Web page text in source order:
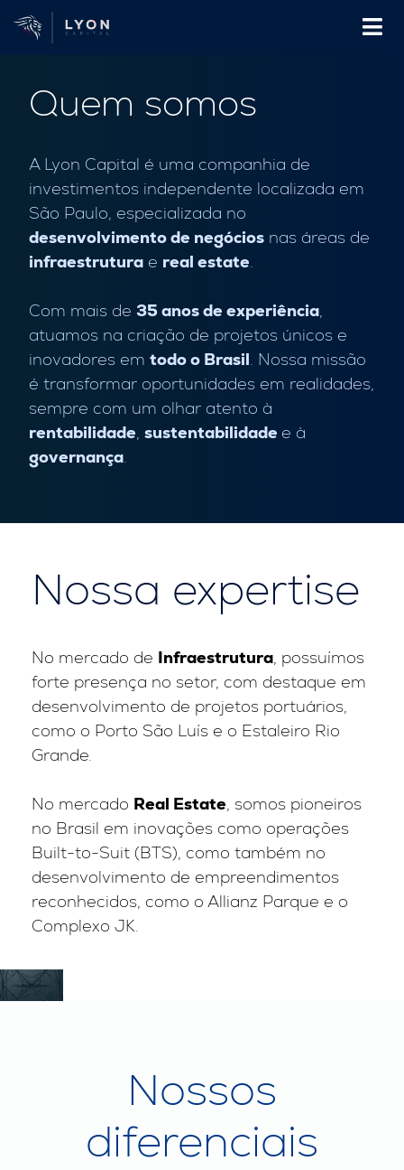
Quem somos
A Lyon Capital é uma companhia de
investimentos independente localizada em
São Paulo, especializada no
desenvolvimento de negócios nas áreas de
infraestrutura e real estate.
Com mais de 35 anos de experiência,
atuamos na criação de projetos únicos e
inovadores em todo o Brasil. Nossa missão
é transformar oportunidades em realidades,
sempre com um olhar atento à
rentabilidade, sustentabilidade e à
governança.
Nossa expertise
No mercado de Infraestrutura, possuímos
forte presença no setor, com destaque em
desenvolvimento de projetos portuários,
como o Porto São Luís e o Estaleiro Rio
Grande.
No mercado Real Estate, somos pioneiros
no Brasil em inovações como operações
Built-to-Suit (BTS), como também no
desenvolvimento de empreendimentos
reconhecidos, como o Allianz Parque e o
Complexo JK.
Nossos
diferenciais